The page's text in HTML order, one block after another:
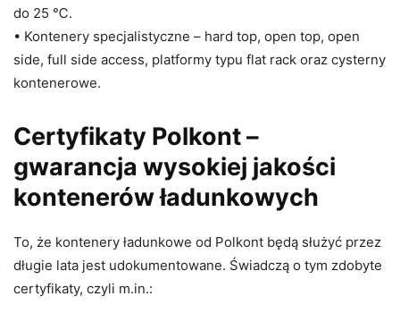
do 25 ℃.
• Kontenery specjalistyczne – hard top, open top, open
side, full side access, platformy typu flat rack oraz cysterny
kontenerowe.
Certyfikaty Polkont –
gwarancja wysokiej jakości
kontenerów ładunkowych
To, że kontenery ładunkowe od Polkont będą służyć przez
długie lata jest udokumentowane. Świadczą o tym zdobyte
certyfikaty, czyli m.in.: